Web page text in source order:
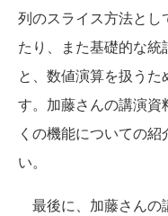
列のスライス方法と
たり、また基礎的な統
と、数値演算を扱う
す。加藤さんの講演資
くの機能についての
い。
最後に、加藤さんの